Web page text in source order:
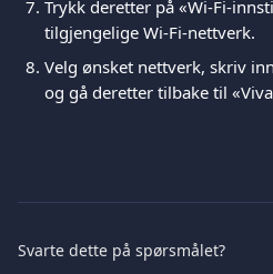
Trykk deretter på «Wi-Fi-
tilgjengelige Wi-Fi-nettverk.
Velg ønsket nettverk, skriv
og gå deretter tilbake til
Svarte dette på spørsmålet?